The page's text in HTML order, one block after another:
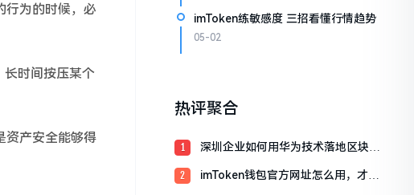
行为的时候，必
长时间按压某个
资产安全能够得
imToken练敏感度 三招看懂行情趋势
05-02
热评聚合
1
深圳企业如何用华为技术落地区块
2
imToken钱包官方网址怎么用，才能